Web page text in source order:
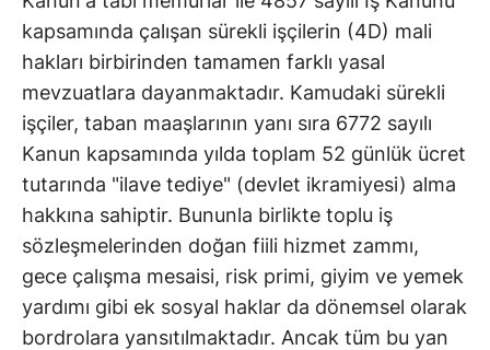
kapsamında çalışan sürekli işçilerin (4D) mali
hakları birbirinden tamamen farklı yasal
mevzuatlara dayanmaktadır. Kamudaki sürekli
işçiler, taban maaşlarının yanı sıra 6772 sayılı
Kanun kapsamında yılda toplam 52 günlük ücret
tutarında "ilave tediye" (devlet ikramiyesi) alma
hakkına sahiptir. Bununla birlikte toplu iş
sözleşmelerinden doğan fiili hizmet zammı,
gece çalışma mesaisi, risk primi, giyim ve yemek
yardımı gibi ek sosyal haklar da dönemsel olarak
bordrolara yansıtılmaktadır. Ancak tüm bu yan